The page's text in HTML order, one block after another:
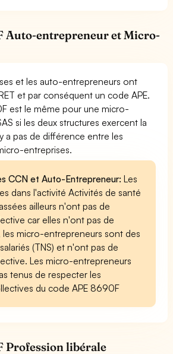
Auto-entrepreneur et Micro-
et les auto-entrepreneurs ont
et par conséquent un code APE.
est le même pour une micro-
si les deux structures exercent la
a pas de différence entre les
entreprises.
CCN et Auto-Entrepreneur: Les
dans l'activité Activités de santé
ailleurs n'ont pas de
car elles n'ont pas de
les micro-entrepreneurs sont des
(TNS) et n'ont pas de
Les micro-entrepreneurs
tenus de respecter les
du code APE 8690F
Profession libérale